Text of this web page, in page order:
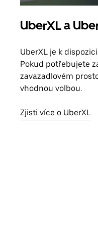
UberXL a
UberXL je k
Pokud potřebujete
zavazadlovém
vhodnou volbou.
Zjisti více o UberXL